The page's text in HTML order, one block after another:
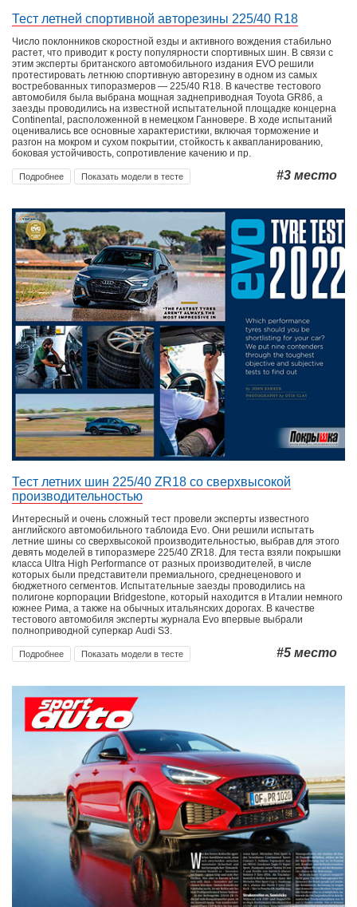
Тест летней спортивной авторезины 225/40 R18
Число поклонников скоростной езды и активного вождения стабильно
растет, что приводит к росту популярности спортивных шин. В связи с
этим эксперты британского автомобильного издания EVO решили
протестировать летнюю спортивную авторезину в одном из самых
востребованных типоразмеров — 225/40 R18. В качестве тестового
автомобиля была выбрана мощная заднеприводная Toyota GR86, а
заезды проводились на известной испытательной площадке концерна
Continental, расположенной в немецком Ганновере. В ходе испытаний
оценивались все основные характеристики, включая торможение и
разгон на мокром и сухом покрытии, стойкость к аквапланированию,
боковая устойчивость, сопротивление качению и пр.
Подробнее Показать модели в тесте #3 место
Тест летних шин 225/40 ZR18 со сверхвысокой
производительностью
Интересный и очень сложный тест провели эксперты известного
английского автомобильного таблоида Evo. Они решили испытать
летние шины со сверхвысокой производительностью, выбрав для этого
девять моделей в типоразмере 225/40 ZR18. Для теста взяли покрышки
класса Ultra High Performance от разных производителей, в числе
которых были представители премиального, среднеценового и
бюджетного сегментов. Испытательные заезды проводились на
полигоне корпорации Bridgestone, который находится в Италии немного
южнее Рима, а также на обычных итальянских дорогах. В качестве
тестового автомобиля эксперты журнала Evo впервые выбрали
полноприводной суперкар Audi S3.
Подробнее Показать модели в тесте #5 место